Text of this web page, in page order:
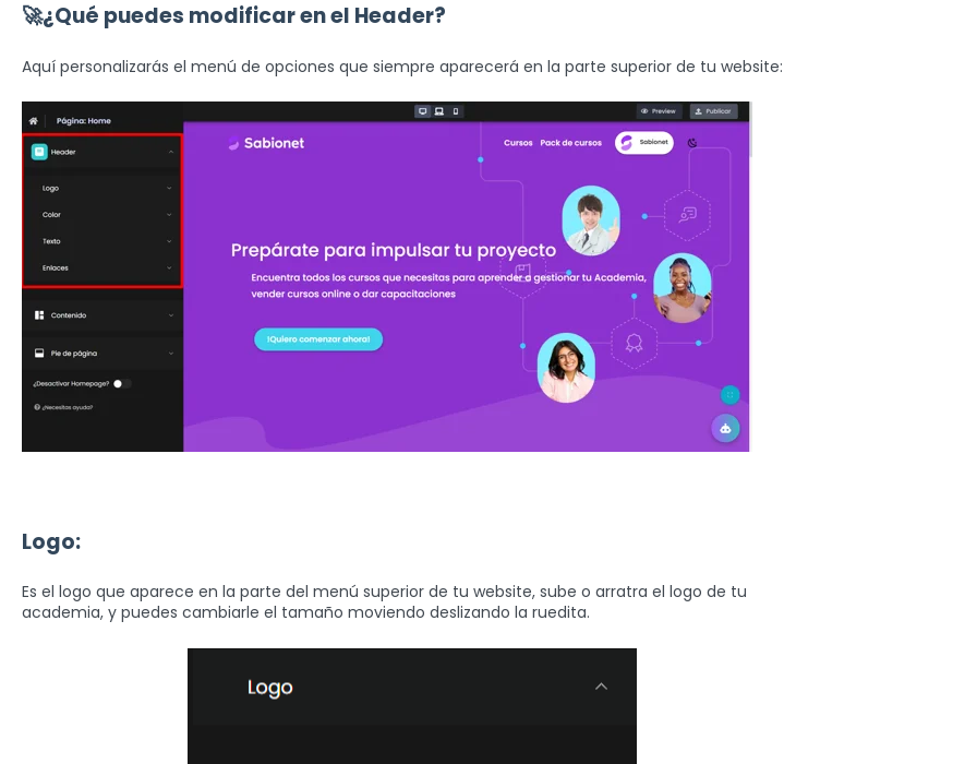
🚀¿Qué puedes modificar en el Header?
Aquí personalizarás el menú de opciones que siempre aparecerá en la parte superior de tu website:
Logo:
Es el logo que aparece en la parte del menú superior de tu website, sube o arratra el logo de tu
academia, y puedes cambiarle el tamaño moviendo deslizando la ruedita.